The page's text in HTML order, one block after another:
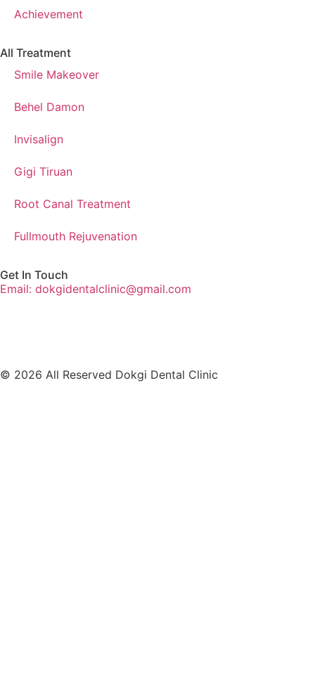
Achievement
All Treatment
Smile Makeover
Behel Damon
Invisalign
Gigi Tiruan
Root Canal Treatment
Fullmouth Rejuvenation
Get In Touch
Email: dokgidentalclinic@gmail.com
© 2026 All Reserved Dokgi Dental Clinic